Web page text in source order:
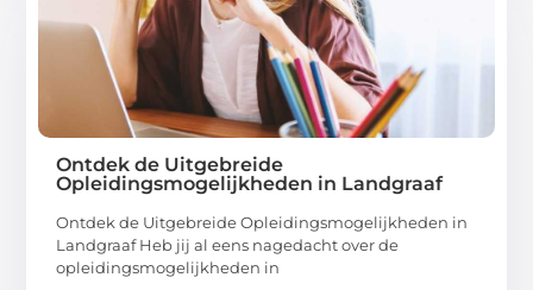
Ontdek de Uitgebreide
Opleidingsmogelijkheden in Landgraaf
Ontdek de Uitgebreide Opleidingsmogelijkheden in
Landgraaf Heb jij al eens nagedacht over de
opleidingsmogelijkheden in